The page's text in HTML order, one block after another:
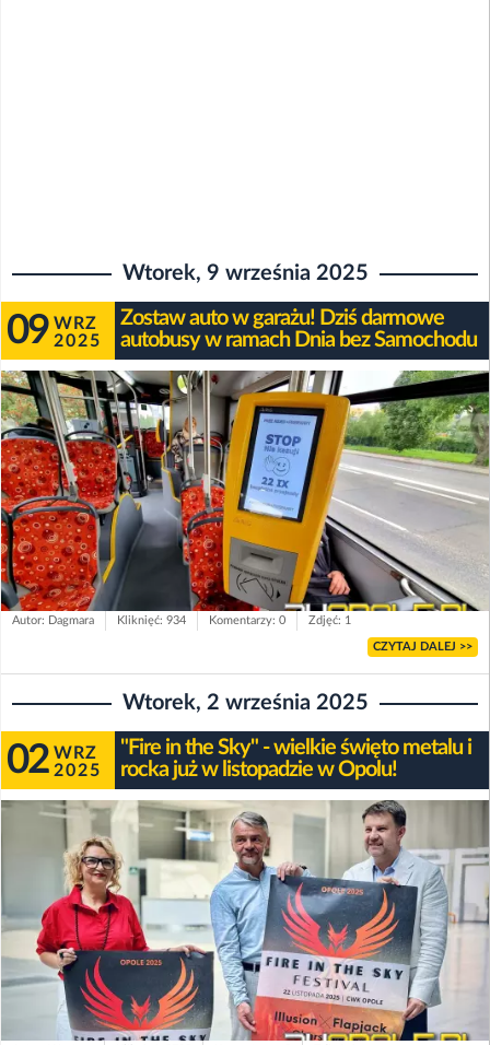
Wtorek, 9 września 2025
09 WRZ
2025
Zostaw auto w garażu! Dziś darmowe
autobusy w ramach Dnia bez Samochodu
Autor: Dagmara Kliknięć: 934 Komentarzy: 0 Zdjęć: 1
CZYTAJ DALEJ >>
Wtorek, 2 września 2025
02 WRZ
2025
"Fire in the Sky" - wielkie święto metalu i
rocka już w listopadzie w Opolu!